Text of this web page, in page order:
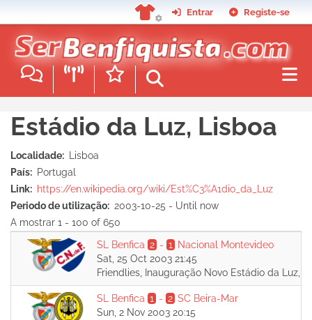
to
main
content
Entrar Registe-se
Estádio da Luz, Lisboa
Localidade
Lisboa
País
Portugal
Link
https://en.wikipedia.org/wiki/Est%C3%A1dio_da_Luz
Periodo de utilização
2003-10-25 - Until now
A mostrar 1 - 100 of 650
SL Benfica 2 - 1
Nacional Montevideo
Sat, 25 Oct 2003 21:45
Friendlies, Inauguração Novo Estádio da Luz,
SL Benfica 1 - 2 SC Beira-Mar
Sun, 2 Nov 2003 20:15